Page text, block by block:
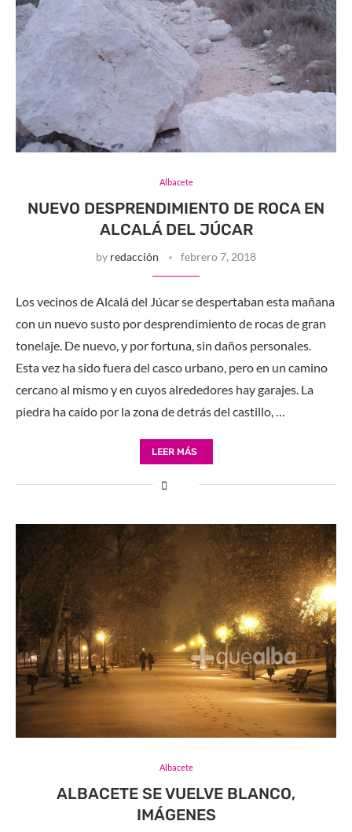
Albacete
NUEVO DESPRENDIMIENTO DE ROCA EN
ALCALÁ DEL JÚCAR
by redacción febrero 7, 2018
Los vecinos de Alcalá del Júcar se despertaban esta mañana
con un nuevo susto por desprendimiento de rocas de gran
tonelaje. De nuevo, y por fortuna, sin daños personales.
Esta vez ha sido fuera del casco urbano, pero en un camino
cercano al mismo y en cuyos alrededores hay garajes. La
piedra ha caído por la zona de detrás del castillo, …
LEER MÁS
Albacete
ALBACETE SE VUELVE BLANCO,
IMÁGENES